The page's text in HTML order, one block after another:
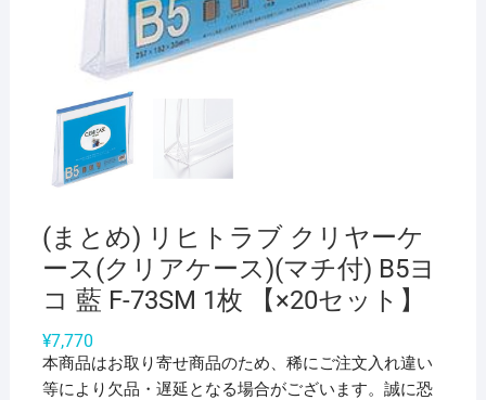
(まとめ) リヒトラブ クリヤーケ
ース(クリアケース)(マチ付) B5ヨ
コ 藍 F-73SM 1枚 【×20セット】
¥7,770
本商品はお取り寄せ商品のため、稀にご注文入れ違い
等により欠品・遅延となる場合がございます。誠に恐